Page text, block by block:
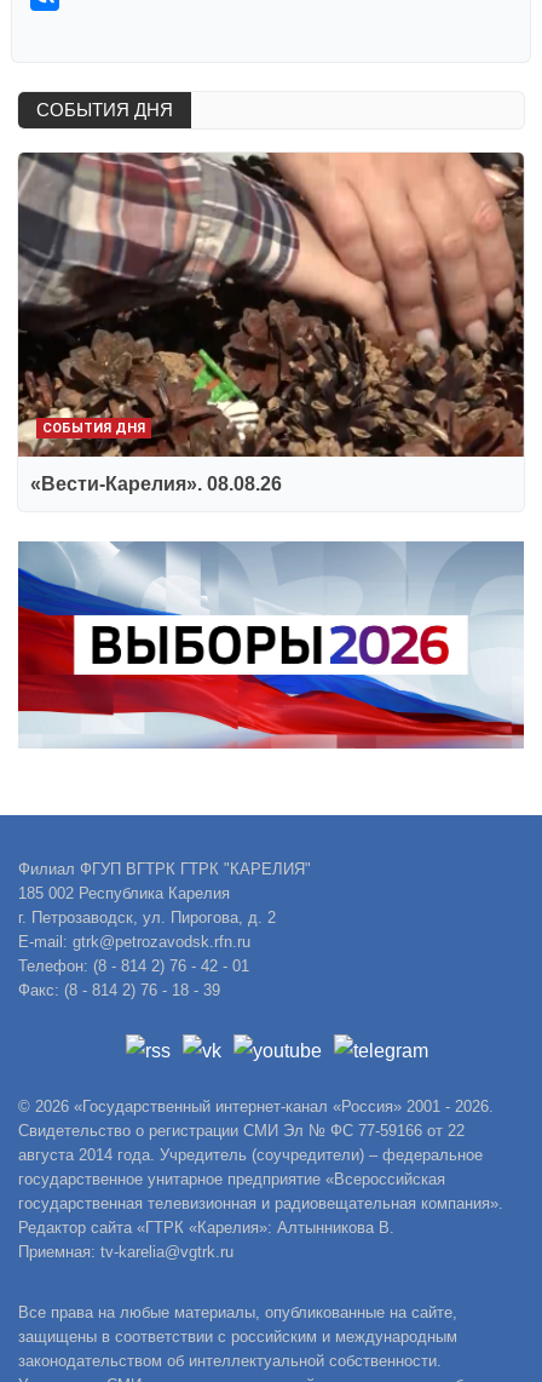
СОБЫТИЯ ДНЯ
СОБЫТИЯ ДНЯ
«Вести-Карелия». 08.08.26
Филиал ФГУП ВГТРК ГТРК "КАРЕЛИЯ"
185 002 Республика Карелия
г. Петрозаводск, ул. Пирогова, д. 2
E-mail: gtrk@petrozavodsk.rfn.ru
Телефон: (8 - 814 2) 76 - 42 - 01
Факс: (8 - 814 2) 76 - 18 - 39
© 2026 «Государственный интернет-канал «Россия» 2001 - 2026.
Свидетельство о регистрации СМИ Эл № ФС 77-59166 от 22
августа 2014 года. Учредитель (соучредители) – федеральное
государственное унитарное предприятие «Всероссийская
государственная телевизионная и радиовещательная компания».
Редактор сайта «ГТРК «Карелия»: Алтынникова В.
Приемная: tv-karelia@vgtrk.ru
Все права на любые материалы, опубликованные на сайте,
защищены в соответствии с российским и международным
законодательством об интеллектуальной собственности.